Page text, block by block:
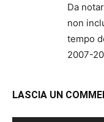
Da
non
tempo
2007-
LASCIA UN